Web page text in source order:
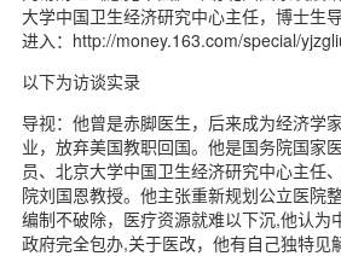
大学中国卫生经济研究中心主任，博士生
进入： http://money.163.com/special/
以下为访谈实录
导视：他曾是赤脚医生，后来成为经济学
业，放弃美国教职回国。他是国务院国家
员、北京大学中国卫生经济研究中心主任
院刘国恩教授。他主张重新规划公立医院
编制不破除，医疗资源就难以下沉,他认为
政府完全包办,关于医改，他有自己独特见